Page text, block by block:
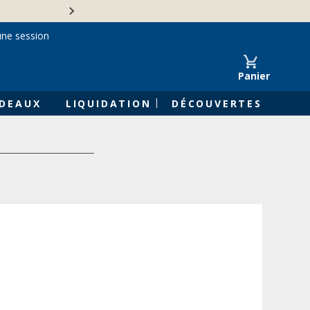
Panier
LIQUIDATION DÉCOUVERTES
session